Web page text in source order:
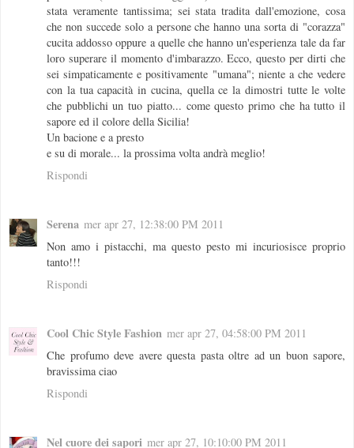
stata veramente tantissima; sei stata tradita dall'emozione, cosa
che non succede solo a persone che hanno una sorta di "corazza"
cucita addosso oppure a quelle che hanno un'esperienza tale da far
loro superare il momento d'imbarazzo. Ecco, questo per dirti che
sei simpaticamente e positivamente "umana"; niente a che vedere
con la tua capacità in cucina, quella ce la dimostri tutte le volte
che pubblichi un tuo piatto... come questo primo che ha tutto il
sapore ed il colore della Sicilia!
Un bacione e a presto
e su di morale... la prossima volta andrà meglio!
Rispondi
Serena mer apr 27, 12:38:00 PM 2011
Non amo i pistacchi, ma questo pesto mi incuriosisce proprio
tanto!!!
Rispondi
Cool Chic Style Fashion mer apr 27, 04:58:00 PM 2011
Che profumo deve avere questa pasta oltre ad un buon sapore,
bravissima ciao
Rispondi
Nel cuore dei sapori mer apr 27, 10:10:00 PM 2011